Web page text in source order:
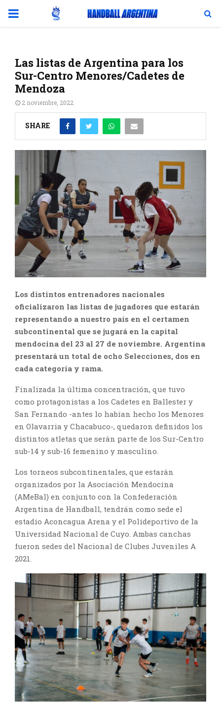
PRIMARY
Las listas de Argentina para los
Sur-Centro Menores/Cadetes de
Mendoza
2 noviembre, 2022
SHARE
Los distintos entrenadores nacionales
oficializaron las listas de jugadores que estarán
representando a nuestro país en el certamen
subcontinental que se jugará en la capital
mendocina del 23 al 27 de noviembre. Argentina
presentará un total de ocho Selecciones, dos en
cada categoría y rama.
Finalizada la última concentración, que tuvo
como protagonistas a los Cadetes en Ballester y
San Fernando -antes lo habían hecho los Menores
en Olavarria y Chacabuco-, quedaron definidos los
distintos atletas que serán parte de los Sur-Centro
sub-14 y sub-16 femenino y masculino.
Los torneos subcontinentales, que estarán
organizados por la Asociación Mendocina
(AMeBal) en conjunto con la Confederación
Argentina de Handball, tendrán como sede el
estadio Aconcagua Arena y el Polideportivo de la
Universidad Nacional de Cuyo. Ambas canchas
fueron sedes del Nacional de Clubes Juveniles A
2021.